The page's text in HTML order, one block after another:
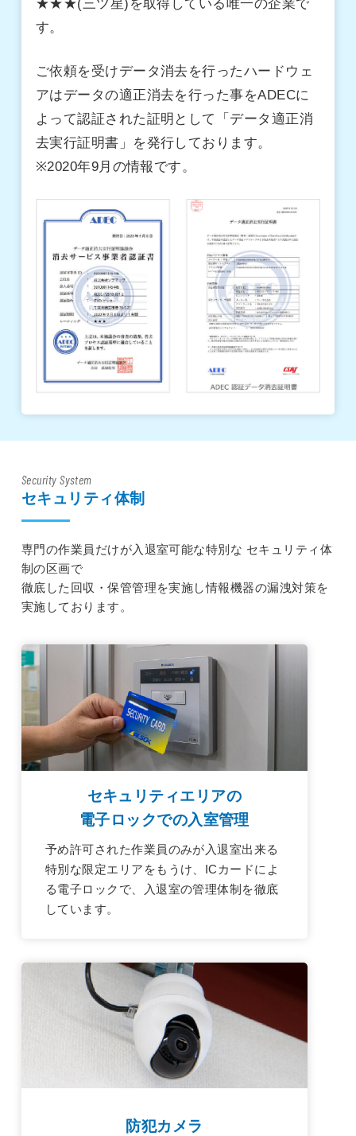
★★★(三ツ星)を取得している唯一の企業で
す。
ご依頼を受けデータ消去を行ったハードウェ
アはデータの適正消去を行った事をADECに
よって認証された証明として「データ適正消
去実行証明書」を発行しております。
※2020年9月の情報です。
Security System
セキュリティ体制
専門の作業員だけが入退室可能な特別な セキュリティ体
制の区画で
徹底した回収・保管管理を実施し情報機器の漏洩対策を
実施しております。
セキュリティエリアの
電子ロックでの入室管理
予め許可された作業員のみが入退室出来る
特別な限定エリアをもうけ、ICカードによ
る電子ロックで、入退室の管理体制を徹底
しています。
防犯カメラ